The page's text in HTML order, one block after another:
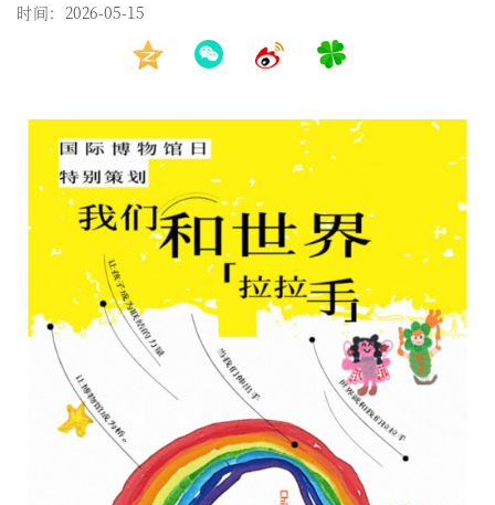
时间：2026-05-15